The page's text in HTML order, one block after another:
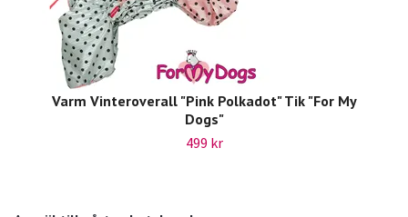
Varm Vinteroverall "Pink Polkadot" Tik "For My
Dogs"
499 kr